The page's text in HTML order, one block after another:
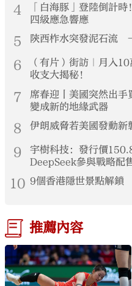
4
「白海豚」登陸倒計
四級應急響應
5 陝西柞水突發泥石流
6
（有片）街訪｜月入
收支大揭秘！
7
席春迎丨美國突然出
變成新的地緣武器
8 伊朗威脅若美國發動
9
宇樹科技：發行價
DeepSeek參與戰略配
10 9個香港隱世景點解
推薦內容